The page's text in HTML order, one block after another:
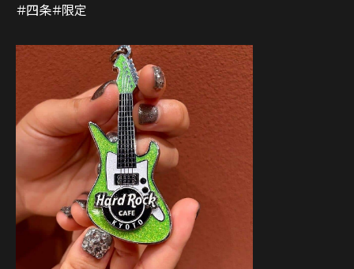
＃四条＃限定